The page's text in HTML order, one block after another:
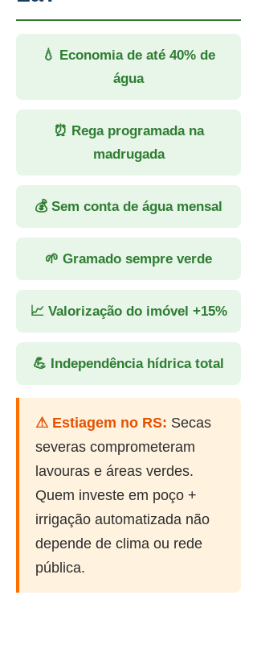
💧 Economia de até 40% de
água
⏰ Rega programada na
madrugada
💰 Sem conta de água mensal
🌱 Gramado sempre verde
📈 Valorização do imóvel +15%
💪 Independência hídrica total
⚠ Estiagem no RS: Secas
severas comprometeram
lavouras e áreas verdes.
Quem investe em poço +
irrigação automatizada não
depende de clima ou rede
pública.